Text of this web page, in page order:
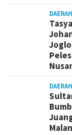
DAERAH
DAERAH